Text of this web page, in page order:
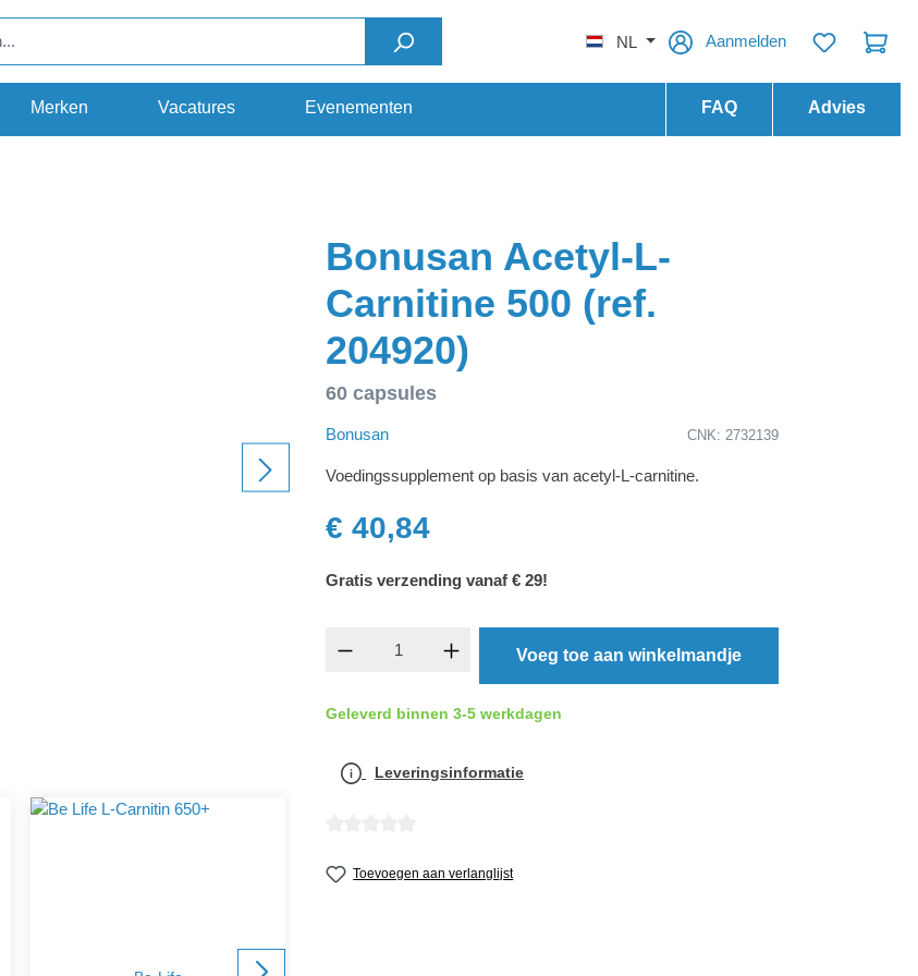
NL
Aanmelden
Merken Vacatures Evenementen FAQ Advies
Bonusan Acetyl-L-
Carnitine 500 (ref.
204920)
60 capsules
Bonusan CNK: 2732139
Voedingssupplement op basis van acetyl-L-carnitine.
€ 40,84
Gratis verzending vanaf € 29!
Producthoeveelheid: Voer de gewenste
Voeg toe aan winkelmandje
Geleverd binnen 3-5 werkdagen
Leveringsinformatie
Toevoegen aan verlanglijst